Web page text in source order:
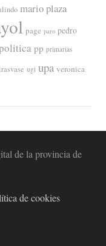
mario plaza
page paro pedro
pp primarias
ugt upa veronica
de la provincia de
de cookies